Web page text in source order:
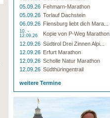
05.09.26 Fehmarn-Marathon
05.09.26 Torlauf Dachstein
06.09.26 Flensburg liebt dich Mara...
10. -
12.09.26
Kopie von P-Weg Marathon
12.09.26 Südtirol Drei Zinnen Alpi...
12.09.26 Erfurt Marathon
12.09.26 Scholle Natur Marathon
12.09.26 Südthüringentrail
weitere Termine